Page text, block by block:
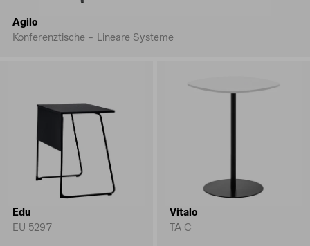
Agilo
Konferenztische – Lineare Systeme
Edu
EU 5297
Vitalo
TA C